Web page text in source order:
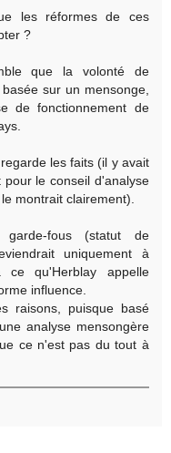
les réformes de ces
?
que la volonté de
sur un mensonge,
de fonctionnement de
les faits (il y avait
le conseil d'analyse
montrait clairement).
fous (statut de
uniquement à
qu'Herblay appelle
influence.
raisons, puisque basé
analyse mensongère
ce n'est pas du tout à